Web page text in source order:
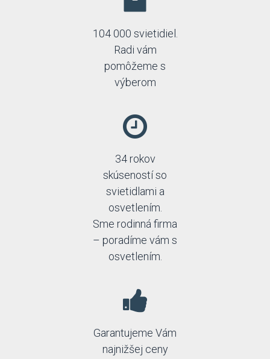
104 000 svietidiel.
Radi vám
pomôžeme s
výberom
34 rokov
skúseností so
svietidlami a
osvetlením.
Sme rodinná firma
– poradíme vám s
osvetlením.
Garantujeme Vám
najnižšej ceny